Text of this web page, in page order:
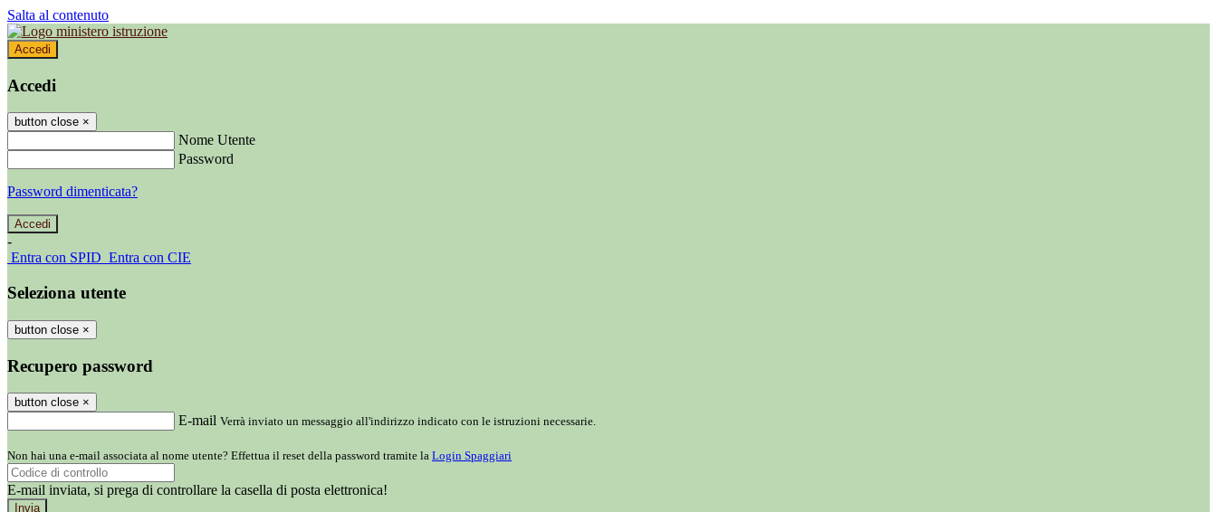
Salta al contenuto
Accedi
Accedi
button close ×
Nome Utente
Password
Password dimenticata?
-
Entra con SPID Entra con CIE
Seleziona utente
button close ×
Recupero password
button close ×
E-mail Verrà inviato un messaggio all'indirizzo indicato con le istruzioni necessarie.
Non hai una e-mail associata al nome utente? Effettua il reset della password tramite la Login Spaggiari
E-mail inviata, si prega di controllare la casella di posta elettronica!